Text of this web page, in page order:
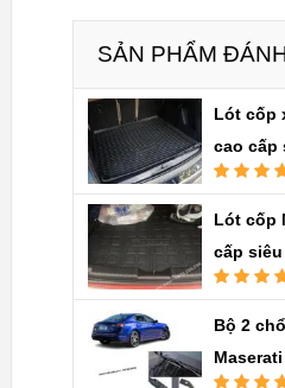
SẢN PHẨM
Lót cốp
cao cấp
Được
hạng
sao
Lót cốp
cấp
Được
hạng
sao
Bộ 2